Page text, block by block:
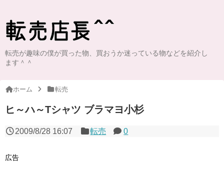
転売が趣味の僕が買った物、買おうか迷っている物などを紹介し
ます＾＾
ホーム 転売
ヒ～ハ～Tシャツ ブラマヨ小杉
2009/8/28 16:07 転売 0
広告